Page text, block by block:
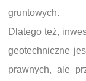
gruntowych.
Dlatego też,
geotechniczne
prawnych, ale